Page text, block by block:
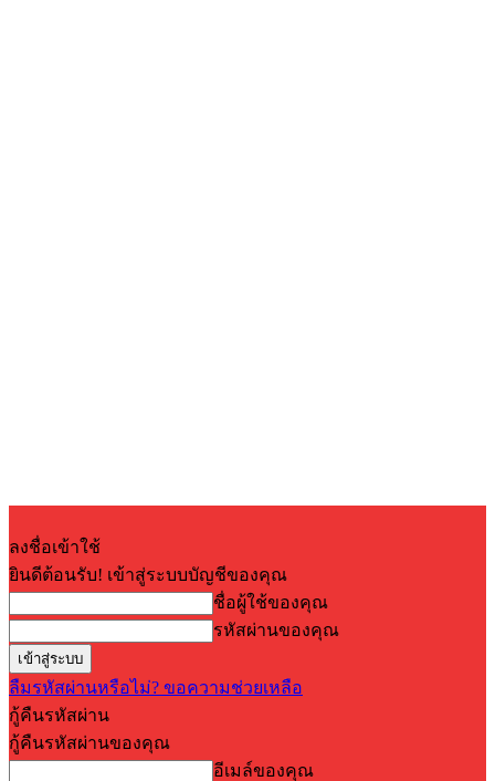
ลงชื่อเข้าใช้
ยินดีต้อนรับ! เข้าสู่ระบบบัญชีของคุณ
ชื่อผู้ใช้ของคุณ
รหัสผ่านของคุณ
ลืมรหัสผ่านหรือไม่? ขอความช่วยเหลือ
กู้คืนรหัสผ่าน
กู้คืนรหัสผ่านของคุณ
อีเมล์ของคุณ